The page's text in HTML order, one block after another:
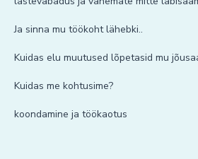
Ja sinna mu töökoht lähebki..
Kuidas elu muutused lõpetasid mu
Kuidas me kohtusime?
koondamine ja töökaotus